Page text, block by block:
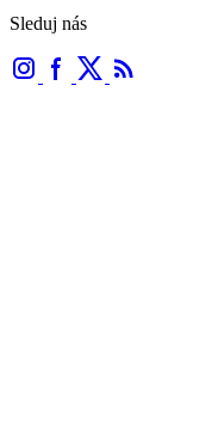
Sleduj nás